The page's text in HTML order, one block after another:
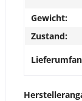
Gewicht:
Zustand: